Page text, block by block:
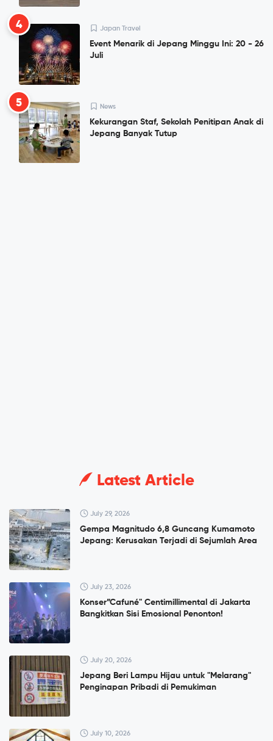
4 Japan Travel
Event Menarik di Jepang Minggu Ini: 20 - 26
Juli
5 News
Kekurangan Staf, Sekolah Penitipan Anak di
Jepang Banyak Tutup
Latest Article
July 29, 2026
Gempa Magnitudo 6,8 Guncang Kumamoto
Jepang: Kerusakan Terjadi di Sejumlah Area
July 23, 2026
Konser”Cafuné" Centimillimental di Jakarta
Bangkitkan Sisi Emosional Penonton!
July 20, 2026
Jepang Beri Lampu Hijau untuk "Melarang"
Penginapan Pribadi di Pemukiman
July 10, 2026